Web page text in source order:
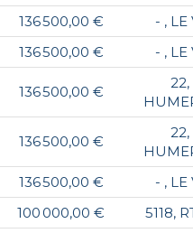
136 500,00 € - , LE
136 500,00 € - , LE
136 500,00 €
22,
136 500,00 €
22,
136 500,00 € - , LE
100 000,00 € 5118,